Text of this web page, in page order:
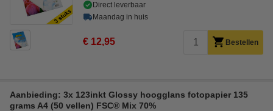
Direct leverbaar
Maandag in huis
€ 12,95 Bestellen
Aanbieding: 3x 123inkt Glossy hoogglans fotopapier 135
grams A4 (50 vellen) FSC® Mix 70%